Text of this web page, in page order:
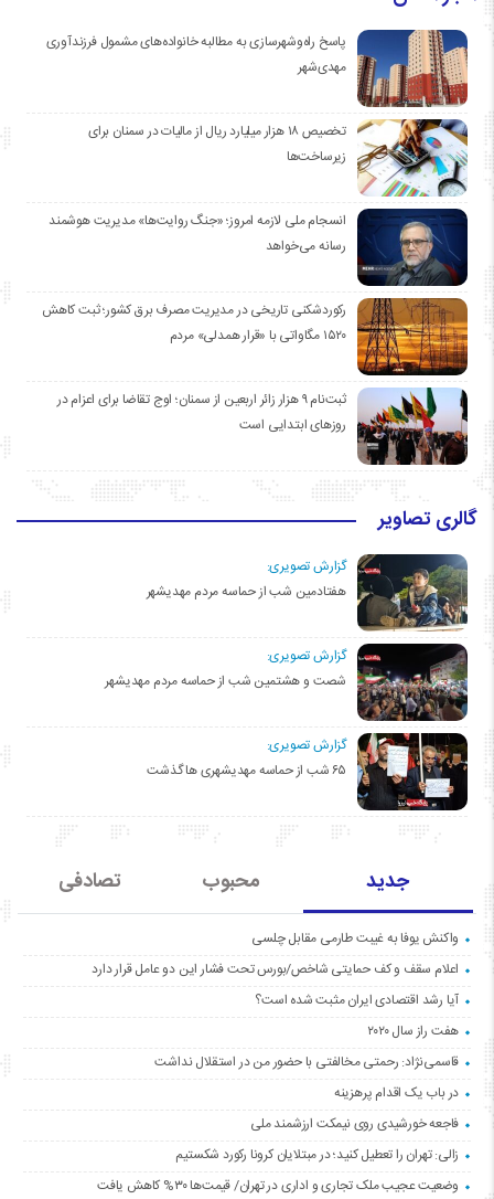
پاسخ راه‌وشهرسازی به مطالبه خانواده‌های مشمول فرزندآوری
مهدی‌شهر
تخصیص ۱۸ هزار میلیارد ریال از مالیات در سمنان برای
زیرساخت‌ها
انسجام ملی لازمه امروز؛ «جنگ روایت‌ها» مدیریت هوشمند
رسانه می‌خواهد
رکوردشکنی تاریخی در مدیریت مصرف برق کشور؛ ثبت کاهش
۱۵۲۰ مگاواتی با «قرار همدلی» مردم
ثبت‌نام ۹ هزار زائر اربعین از سمنان؛ اوج تقاضا برای اعزام در
روزهای ابتدایی است
گالری تصاویر
گزارش تصویری:
هفتادمین شب از حماسه مردم مهدیشهر
گزارش تصویری:
شصت و هشتمین شب از حماسه مردم مهدیشهر
گزارش تصویری:
۶۵ شب از حماسه مهدیشهری ها گذشت
جدید محبوب تصادفی
واکنش یوفا به غیبت طارمی مقابل چلسی
اعلام سقف و کف حمایتی شاخص/بورس تحت فشار این دو عامل قرار دارد
آیا رشد اقتصادی ایران مثبت شده است؟
هفت راز سال ۲۰۲۰
قاسمی‌نژاد: رحمتی مخالفتی با حضور من در استقلال نداشت
در باب یک اقدام پرهزینه
فاجعه خورشیدی روی نیمکت ارزشمند ملی
زالی: تهران را تعطیل کنید؛ در مبتلایان کرونا رکورد شکستیم
وضعیت عجیب ملک تجاری و اداری در تهران/ قیمت‌ها ۳۰% کاهش یافت